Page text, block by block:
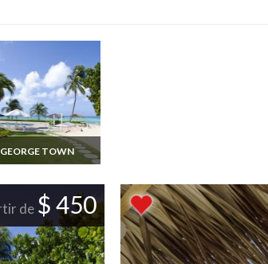
GEORGE TOWN
Iles Caimans
Résidence Plage en
Appartement 2
chambres à coucher
sur Grand Cayman
de $ 450